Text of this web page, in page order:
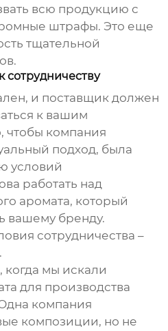
всю продукцию с
штрафы. Это еще
тщательной
сотрудничеству
и поставщик должен
к вашим
чтобы компания
подход, была
условий
работать над
аромата, который
вашему бренду.
сотрудничества –
мы искали
для производства
компания
композиции, но не